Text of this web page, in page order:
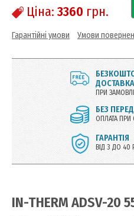
Ціна: 3360 грн.
Гарантійні умови Умови
ПРИ
БЕЗ
ОПЛАТА ПРИ
ГАРАНТІЯ
ВІД 3 ДО 40
IN-THERM ADSV-20